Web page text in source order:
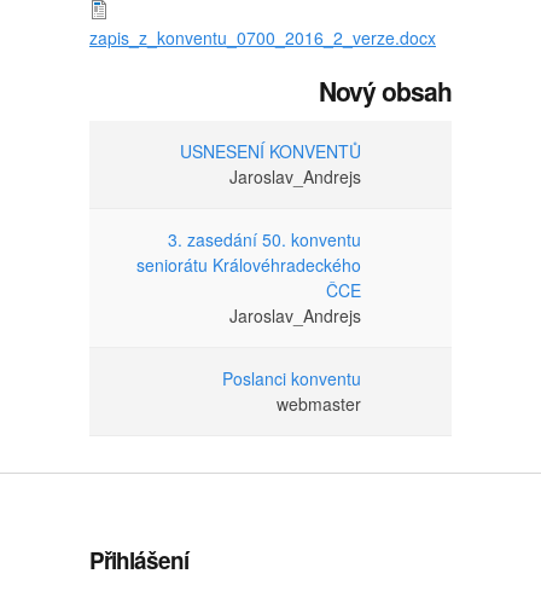
zapis_z_konventu_0700_2016_2_verze.docx
Nový obsah
USNESENÍ KONVENTŮ
Jaroslav_Andrejs
3. zasedání 50. konventu
seniorátu Královéhradeckého
ČCE
Jaroslav_Andrejs
Poslanci konventu
webmaster
Přihlášení